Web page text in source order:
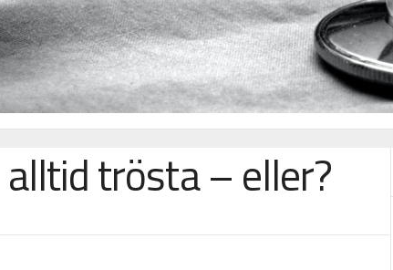
trösta – eller?